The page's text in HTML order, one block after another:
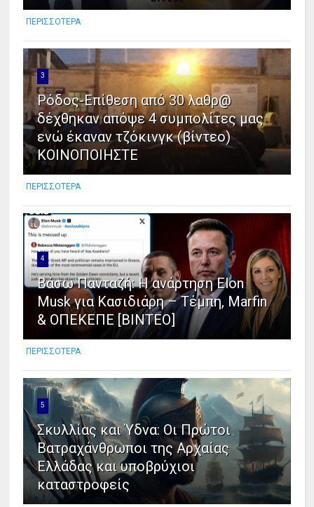
ΠΕΡΙΣΣΟΤΕΡΑ
3
Ρόδος-Επίθεση από 30 λαθρ@
δέχθηκαν απόψε 4 συμπολίτες μας
ενώ έκαναν τζόκινγκ (βίντεο)
ΚΟΙΝΟΠΟΙΗΣΤΕ
ΠΕΡΙΣΣΟΤΕΡΑ
4
Βάσω Πανταζή: Η ανάρτηση Elon
Musk για Κασιδιάρη – Τέμπη, Marfin
& ΟΠΕΚΕΠΕ [ΒΙΝΤΕΟ]
ΠΕΡΙΣΣΟΤΕΡΑ
5
Σκυλλίας και Ύδνα: Οι Πρώτοι
Βατραχάνθρωποι της Αρχαίας
Ελλάδας και υποβρύχιοι
καταστροφείς